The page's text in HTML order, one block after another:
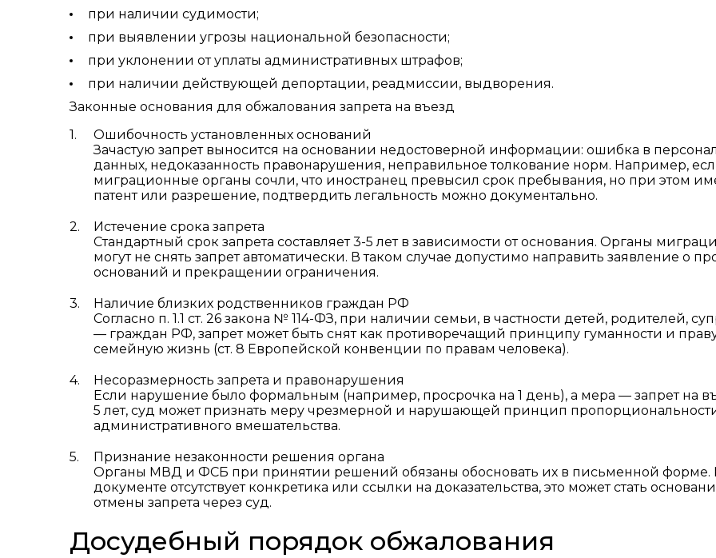
при наличии судимости;
при выявлении угрозы национальной безопасности;
при уклонении от уплаты административных штрафов;
при наличии действующей депортации, реадмиссии, выдворения.
Законные основания для обжалования запрета на въезд
Ошибочность установленных оснований
Зачастую запрет выносится на основании недостоверной информации: ошибка в
данных, недоказанность правонарушения, неправильное толкование норм. Например,
миграционные органы сочли, что иностранец превысил срок пребывания, но при этом
патент или разрешение, подтвердить легальность можно документально.
Истечение срока запрета
Стандартный срок запрета составляет 3-5 лет в зависимости от основания. Органы
могут не снять запрет автоматически. В таком случае допустимо направить заявление о
оснований и прекращении ограничения.
Наличие близких родственников граждан РФ
Согласно п. 1.1 ст. 26 закона № 114-ФЗ, при наличии семьи, в частности детей, родителей,
— граждан РФ, запрет может быть снят как противоречащий принципу гуманности и
семейную жизнь (ст. 8 Европейской конвенции по правам человека).
Несоразмерность запрета и правонарушения
Если нарушение было формальным (например, просрочка на 1 день), а мера — запрет на
5 лет, суд может признать меру чрезмерной и нарушающей принцип
административного вмешательства.
Признание незаконности решения органа
Органы МВД и ФСБ при принятии решений обязаны обосновать их в письменной форме.
документе отсутствует конкретика или ссылки на доказательства, это может стать
отмены запрета через суд.
Досудебный порядок обжалования